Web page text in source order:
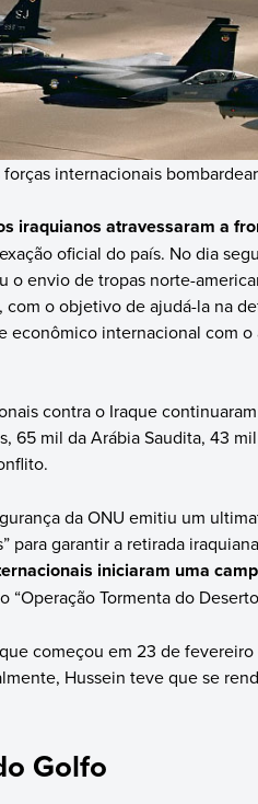
internacionais
iraquianos atravessaram a
oficial do país. No dia
o envio de tropas norte-
o objetivo de ajudá-la na
internacional com o
contra o Iraque
65 mil da Arábia Saudita, 43
da ONU emitiu um
para garantir a retirada
iniciaram uma
Tormenta do
começou em 23 de fevereiro
Hussein teve que se
Golfo